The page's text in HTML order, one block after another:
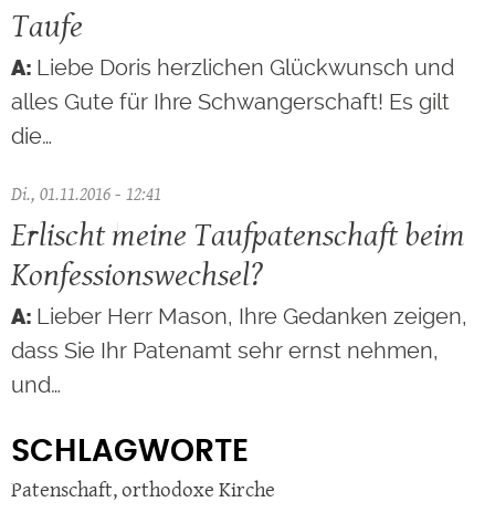
Taufe
Liebe Doris herzlichen Glückwunsch und
alles Gute für Ihre Schwangerschaft! Es gilt
die…
Di., 01.11.2016 - 12:41
Erlischt meine Taufpatenschaft beim
Konfessionswechsel?
Lieber Herr Mason, Ihre Gedanken zeigen,
dass Sie Ihr Patenamt sehr ernst nehmen,
und…
SCHLAGWORTE
Patenschaft,orthodoxe Kirche